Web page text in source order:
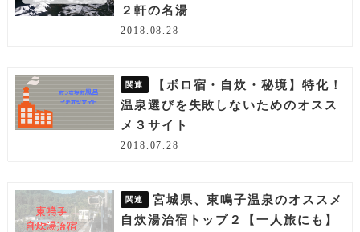
２軒の名湯
2018.08.28
【ボロ宿・自炊・秘境】特化！
温泉選びを失敗しないためのオスス
メ３サイト
2018.07.28
宮城県、東鳴子温泉のオススメ
自炊湯治宿トップ２【一人旅にも】